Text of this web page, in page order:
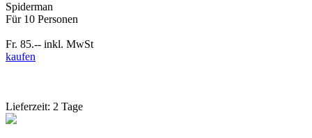
Spiderman
Für 10 Personen
Fr. 85.-- inkl. MwSt
kaufen
Lieferzeit: 2 Tage